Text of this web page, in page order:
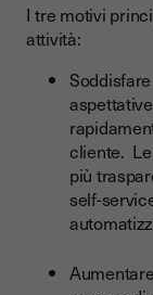
I tre motivi
attività:
cliente. Le
più
self-